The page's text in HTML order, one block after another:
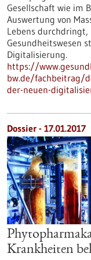
Gesellschaft wie im
Auswertung von
Lebens durchdringt,
Gesundheitswesen
Digitalisierung.
https://
bw.de/fachbeitrag/
der-neuen-
Dossier - 17.01.2017
Krankheiten